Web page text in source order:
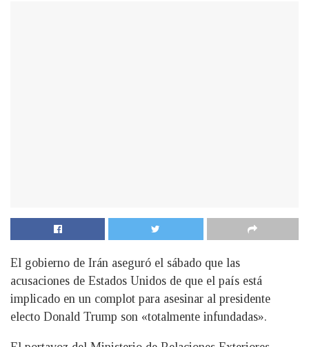
El gobierno de Irán aseguró el sábado que las
acusaciones de Estados Unidos de que el país está
implicado en un complot para asesinar al presidente
electo Donald Trump son «totalmente infundadas».